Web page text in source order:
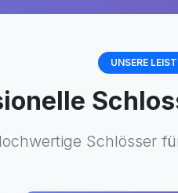
UNSERE
Schlösser